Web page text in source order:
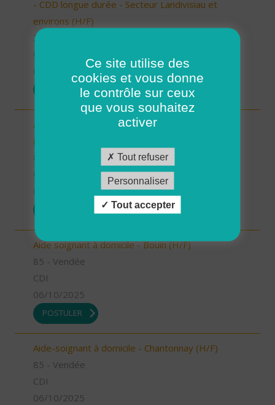
- CDD longue durée - Secteur Landivisiau et
environs (H/F)
29 - Finistère
POSTULER
Aide à domicile - Secteur Terres de Montaigu
(H/F)
Aide soignant à domicile - Bouin (H/F)
85 - Vendée
CDI
06/10/2025
POSTULER
Aide-soignant à domicile - Chantonnay (H/F)
85 - Vendée
CDI
06/10/2025
Ce site utilise des
cookies et vous donne
le contrôle sur ceux
que vous souhaitez
activer
Tout refuser
Personnaliser
Tout accepter